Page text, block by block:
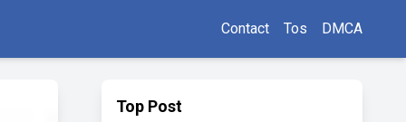
Contact Tos DMCA
Top Post